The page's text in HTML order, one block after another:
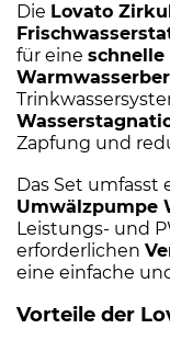
Die Lovato
für eine
Zapfung und
Das Set umfasst
Umwälzpumpe
Leistungs- und
erforderlichen
eine einfache
Vorteile der